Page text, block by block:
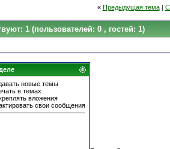
« Предыдущая тема|
1 (пользователей: 0 , гостей: 1)
новые темы
в темах
вложения
свои сообщения